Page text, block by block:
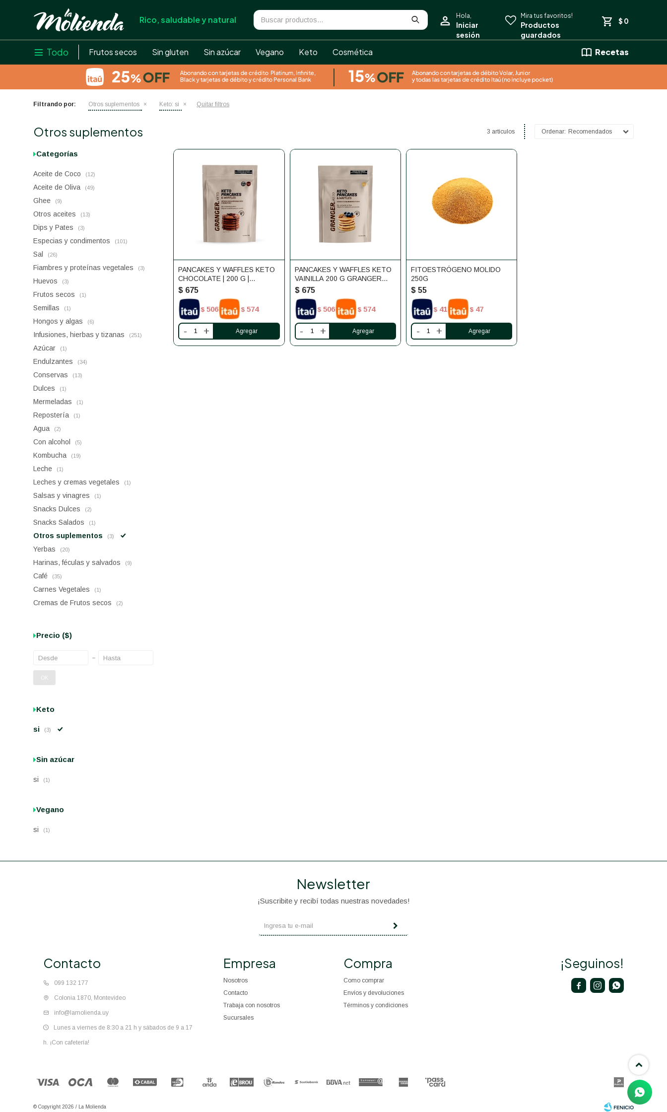
Rico, saludable y natural
 Todo Frutos secos Sin gluten Sin azúcar Vegano Keto Cosmética Recetas
$ 0
Filtrando por: Otros suplementos Keto: si Quitar filtros
3 artículos Recomendados
PANCAKES Y WAFFLES KETO
CHOCOLATE | 200 G |
GRANGER NUTRICIÓN
$ 675
$ 506 $ 574
- +
PANCAKES Y WAFFLES KETO
VAINILLA 200 G GRANGER
NUTRICIÓN
$ 675
$ 506 $ 574
- +
FITOESTRÓGENO MOLIDO
250G
$ 55
$ 41 $ 47
- +
Otros suplementos
Categorías
Aceite de Coco (12)
Aceite de Oliva (49)
Ghee (9)
Otros aceites (13)
Dips y Pates (3)
Especias y condimentos (101)
Sal (26)
Fiambres y proteínas vegetales (3)
Huevos (3)
Frutos secos (1)
Semillas (1)
Hongos y algas (6)
Infusiones, hierbas y tizanas (251)
Azúcar (1)
Endulzantes (34)
Conservas (13)
Dulces (1)
Mermeladas (1)
Repostería (1)
Agua (2)
Con alcohol (5)
Kombucha (19)
Leche (1)
Leches y cremas vegetales (1)
Salsas y vinagres (1)
Snacks Dulces (2)
Snacks Salados (1)
Otros suplementos (3)
Yerbas (20)
Harinas, féculas y salvados (9)
Café (35)
Carnes Vegetales (1)
Cremas de Frutos secos (2)
Precio ($)
OK
Keto
si (3)
Sin azúcar
si (1)
Vegano
si (1)
Contacto
099 132 177
Colonia 1870, Montevideo
info@lamolienda.uy
Lunes a viernes de 8:30 a 21 h y sábados de 9 a 17
h. ¡Con cafetería!
Empresa
Nosotros
Contacto
Trabaja con nosotros
Sucursales
Compra
Como comprar
Envíos y devoluciones
Términos y condiciones
Newsletter
¡Suscribite y recibí todas nuestras novedades!
¡Seguinos!
  
© Copyright 2026 / La Molienda
close
store
local_shipping
credit_card
help